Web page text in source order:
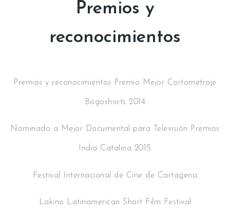
Premios y
reconocimientos
Premios y reconocimientos Premio Mejor Cortometraje
Bogoshorts 2014
Nominado a Mejor Documental para Televisión Premios
India Catalina 2015
Festival Internacional de Cine de Cartagena
Lakino Latinamerican Short Film Festival